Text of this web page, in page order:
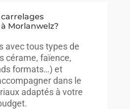
Morlanwelz?
avec tous types de
cérame, faïence,
formats…) et
dans le
adaptés à votre